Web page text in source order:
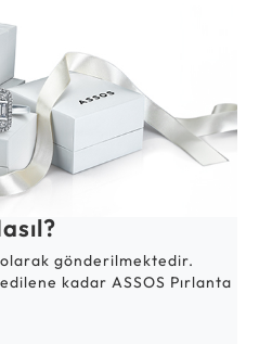
gönderilmektedir.
kadar ASSOS Pırlanta